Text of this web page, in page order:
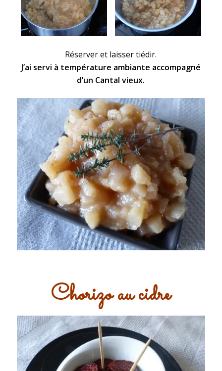
Réserver et laisser tiédir.
J’ai servi à température ambiante accompagné
d’un Cantal vieux.
Chorizo au cidre